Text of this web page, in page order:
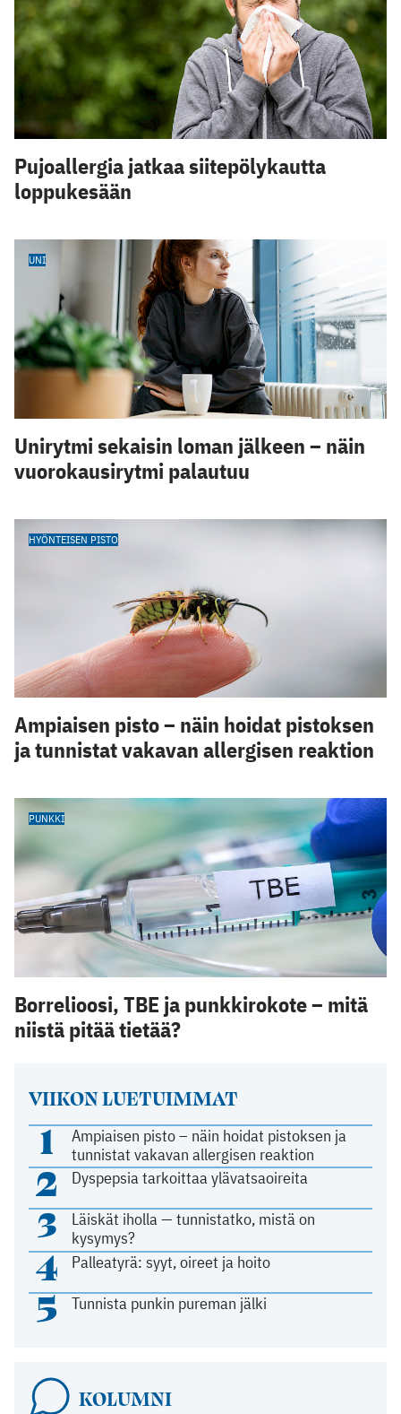
VIIKON LUETUIMMAT
1
Ampiaisen pisto – näin hoidat pistoksen ja
tunnistat vakavan allergisen reaktion
2 Dyspepsia tarkoittaa ylävatsaoireita
3
Läiskät iholla — tunnistatko, mistä on
kysymys?
4 Palleatyrä: syyt, oireet ja hoito
5 Tunnista punkin pureman jälki
KOLUMNI
Pujoallergia jatkaa siitepölykautta
loppukesään
UNI
Unirytmi sekaisin loman jälkeen – näin
vuorokausirytmi palautuu
HYÖNTEISEN PISTO
Ampiaisen pisto – näin hoidat pistoksen
ja tunnistat vakavan allergisen reaktion
PUNKKI
Borrelioosi, TBE ja punkkirokote – mitä
niistä pitää tietää?